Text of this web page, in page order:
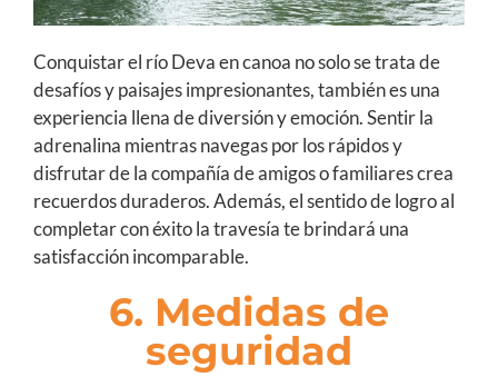
Conquistar el río Deva en canoa no solo se trata de
desafíos y paisajes impresionantes, también es una
experiencia llena de diversión y emoción. Sentir la
adrenalina mientras navegas por los rápidos y
disfrutar de la compañía de amigos o familiares crea
recuerdos duraderos. Además, el sentido de logro al
completar con éxito la travesía te brindará una
satisfacción incomparable.
6. Medidas de
seguridad